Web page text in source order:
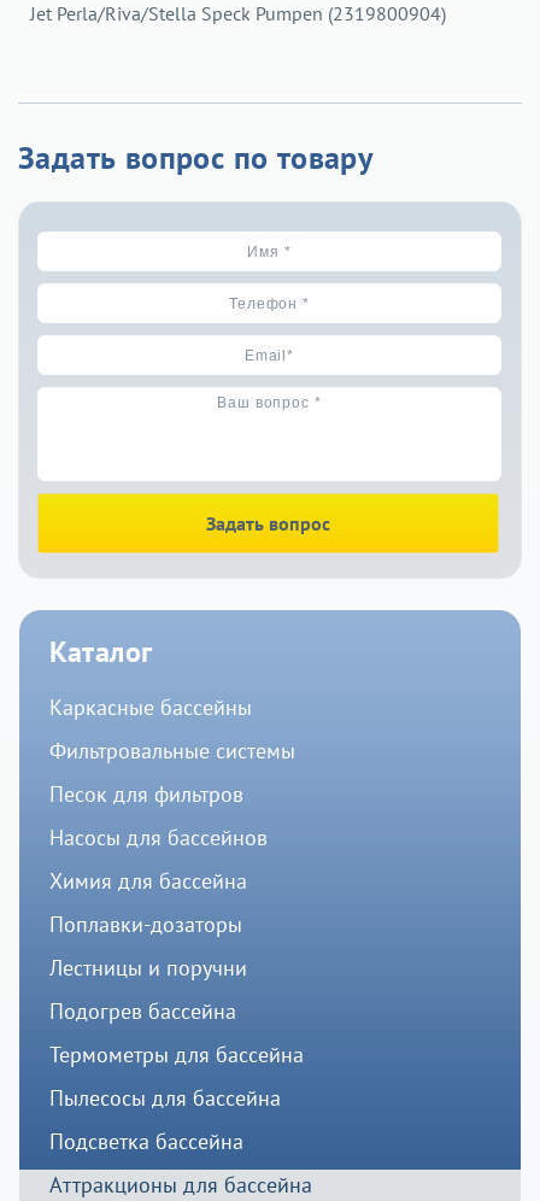
Jet Perla/Riva/Stella Speck Pumpen (2319800904)
Задать вопрос по товару
Задать вопрос
Каталог
Каркасные бассейны
Фильтровальные системы
Песок для фильтров
Насосы для бассейнов
Химия для бассейна
Поплавки-дозаторы
Лестницы и поручни
Подогрев бассейна
Термометры для бассейна
Пылесосы для бассейна
Подсветка бассейна
Аттракционы для бассейна